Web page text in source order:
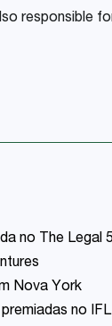
responsible
no The Legal
Nova York
no